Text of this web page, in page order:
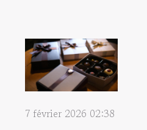
7 février 2026 02:38